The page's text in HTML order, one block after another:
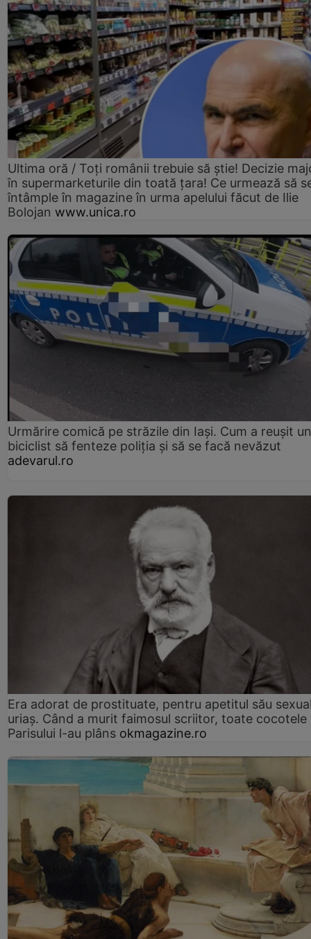
Ultima oră / Toți românii trebuie să știe! Decizie
în supermarketurile din toată țara! Ce urmează să
întâmple în magazine în urma apelului făcut de Ilie
Bolojan www.unica.ro
Urmărire comică pe străzile din Iași. Cum a reușit un
biciclist să fenteze poliția și să se facă nevăzut
adevarul.ro
Era adorat de prostituate, pentru apetitul său
uriaș. Când a murit faimosul scriitor, toate cocotele
Parisului l-au plâns okmagazine.ro